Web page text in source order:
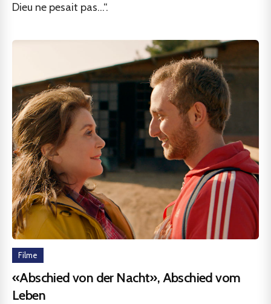
Dieu ne pesait pas...“.
Filme
«Abschied von der Nacht», Abschied vom
Leben